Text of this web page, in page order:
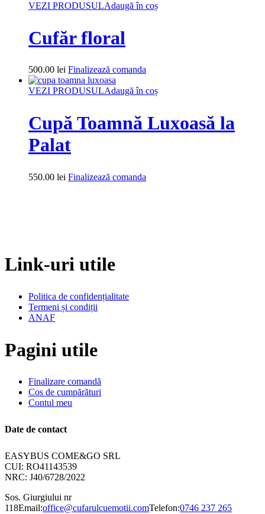
VEZI PRODUSULAdaugă în coș
Cufăr floral
500.00 lei Finalizează comanda
VEZI PRODUSULAdaugă în coș
Cupă Toamnă Luxoasă la
Palat
550.00 lei Finalizează comanda
Link-uri utile
Politica de confidențialitate
Termeni și condiții
ANAF
Pagini utile
Finalizare comandă
Cos de cumpărături
Contul meu
Date de contact
EASYBUS COME&GO SRL
CUI: RO41143539
NRC: J40/6728/2022
Sos. Giurgiului nr
118Email:office@cufarulcuemotii.comTelefon:0746 237 265